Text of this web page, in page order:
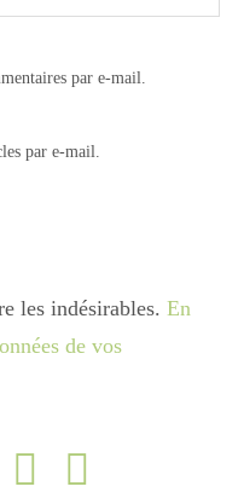
par e-mail.
par e-mail.
les indésirables. En
de vos